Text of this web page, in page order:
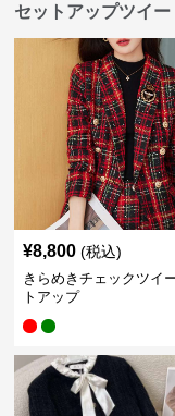
セットアップツイ
¥8,800 (税込)
きらめきチェックツイ
トアップ